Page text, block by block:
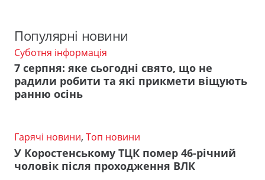
Популярні новини
Суботня інформація
7 серпня: яке сьогодні свято, що не
радили робити та які прикмети віщують
ранню осінь
Гарячі новини, Топ новини
У Коростенському ТЦК помер 46-річний
чоловік після проходження ВЛК